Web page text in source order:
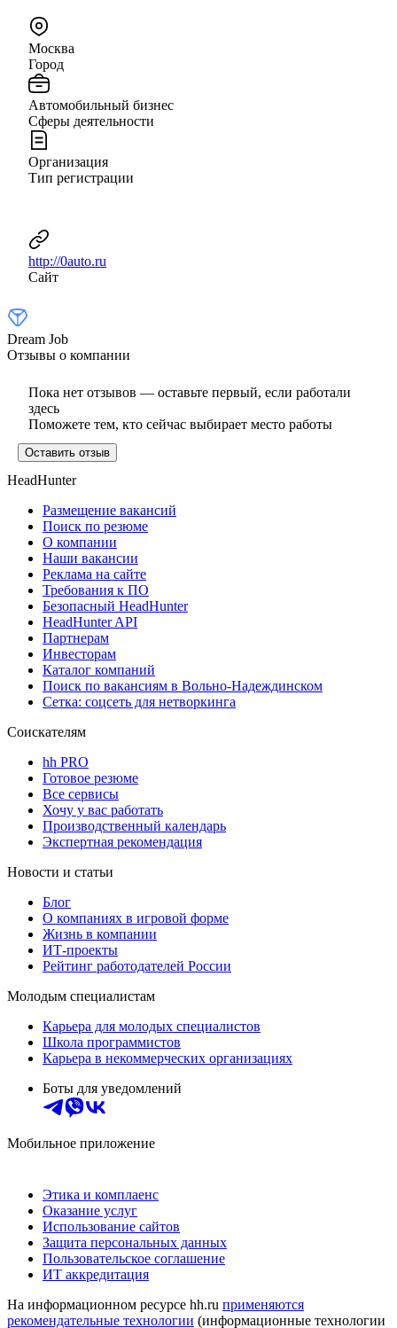
Москва
Город
Автомобильный бизнес
Сферы деятельности
Организация
Тип регистрации
http://0auto.ru
Сайт
Dream Job
Отзывы о компании
Пока нет отзывов — оставьте первый, если работали
здесь
Поможете тем, кто сейчас выбирает место работы
Оставить отзыв
HeadHunter
Размещение вакансий
Поиск по резюме
О компании
Наши вакансии
Реклама на сайте
Требования к ПО
Безопасный HeadHunter
HeadHunter API
Партнерам
Инвесторам
Каталог компаний
Поиск по вакансиям в Вольно-Надеждинском
Сетка: соцсеть для нетворкинга
Соискателям
hh PRO
Готовое резюме
Все сервисы
Хочу у вас работать
Производственный календарь
Экспертная рекомендация
Новости и статьи
Блог
О компаниях в игровой форме
Жизнь в компании
ИТ-проекты
Рейтинг работодателей России
Молодым специалистам
Карьера для молодых специалистов
Школа программистов
Карьера в некоммерческих организациях
Боты для уведомлений
Мобильное приложение
Этика и комплаенс
Оказание услуг
Использование сайтов
Защита персональных данных
Пользовательское соглашение
ИТ аккредитация
На информационном ресурсе hh.ru применяются
рекомендательные технологии (информационные технологии